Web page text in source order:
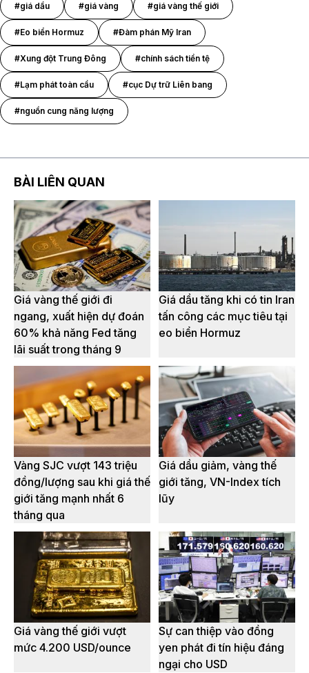
#giá dầu #giá vàng #giá vàng thế giới
#Eo biển Hormuz #Đàm phán Mỹ Iran
#Xung đột Trung Đông #chính sách tiền tệ
#Lạm phát toàn cầu #cục Dự trữ Liên bang
#nguồn cung năng lượng
BÀI LIÊN QUAN
Giá vàng thế giới đi
ngang, xuất hiện dự đoán
60% khả năng Fed tăng
lãi suất trong tháng 9
Giá dầu tăng khi có tin Iran
tấn công các mục tiêu tại
eo biển Hormuz
Vàng SJC vượt 143 triệu
đồng/lượng sau khi giá thế
giới tăng mạnh nhất 6
tháng qua
Giá dầu giảm, vàng thế
giới tăng, VN-Index tích
lũy
Giá vàng thế giới vượt
mức 4.200 USD/ounce
Sự can thiệp vào đồng
yen phát đi tín hiệu đáng
ngại cho USD